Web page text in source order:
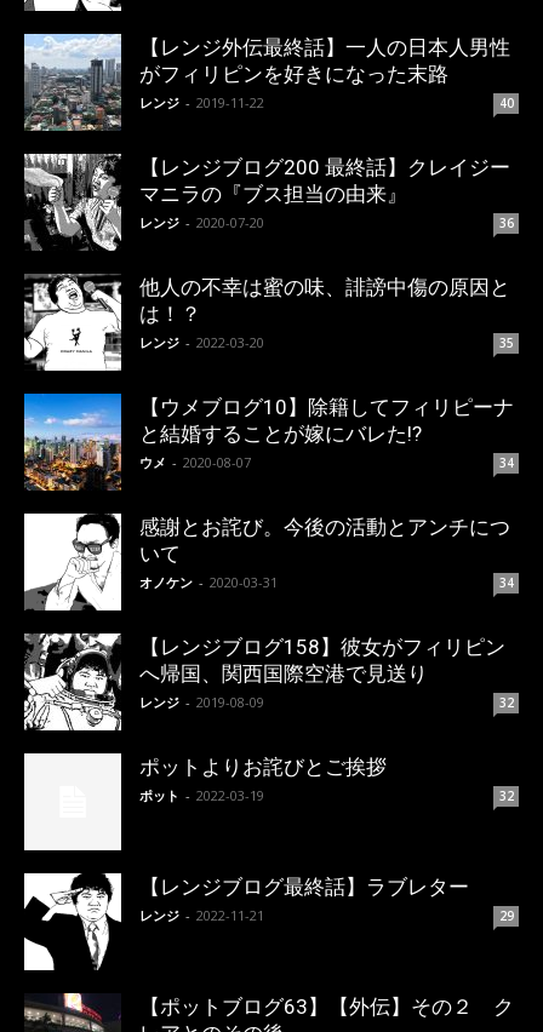
【レンジ外伝最終話】一人の日本人男性
がフィリピンを好きになった末路
レンジ - 2019-11-22 40
【レンジブログ200 最終話】クレイジー
マニラの『ブス担当の由来』
レンジ - 2020-07-20 36
他人の不幸は蜜の味、誹謗中傷の原因と
は！？
レンジ - 2022-03-20 35
【ウメブログ10】除籍してフィリピーナ
と結婚することが嫁にバレた!?
ウメ - 2020-08-07 34
感謝とお詫び。今後の活動とアンチにつ
いて
オノケン - 2020-03-31 34
【レンジブログ158】彼女がフィリピン
へ帰国、関西国際空港で見送り
レンジ - 2019-08-09 32
ポットよりお詫びとご挨拶
ポット - 2022-03-19 32
【レンジブログ最終話】ラブレター
レンジ - 2022-11-21 29
【ポットブログ63】【外伝】その２ ク